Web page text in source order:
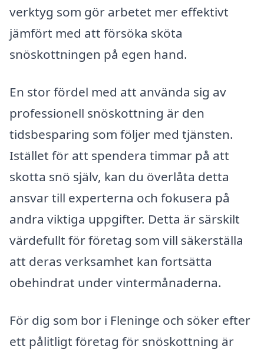
verktyg som gör arbetet mer effektivt
jämfört med att försöka sköta
snöskottningen på egen hand.
En stor fördel med att använda sig av
professionell snöskottning är den
tidsbesparing som följer med tjänsten.
Istället för att spendera timmar på att
skotta snö själv, kan du överlåta detta
ansvar till experterna och fokusera på
andra viktiga uppgifter. Detta är särskilt
värdefullt för företag som vill säkerställa
att deras verksamhet kan fortsätta
obehindrat under vintermånaderna.
För dig som bor i Fleninge och söker efter
ett pålitligt företag för snöskottning är